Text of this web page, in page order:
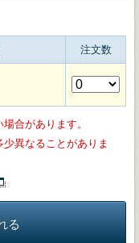
注文数
合があります。
異なることがありま
る